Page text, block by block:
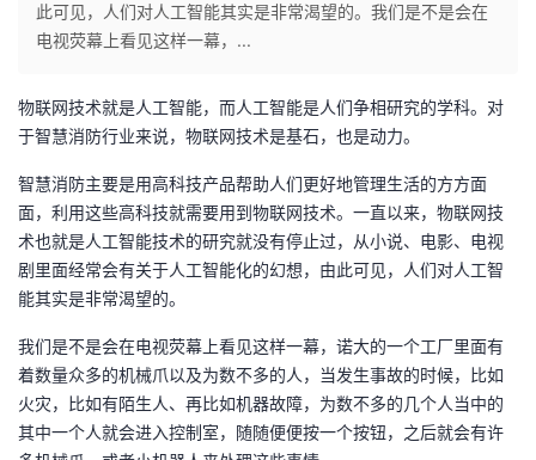
主
页
的
开
者
我
博
的
我
此可见，人们对人工智能其实是非常渴望的。我们是不是会在
电视荧幕上看见这样一幕，...
物联网技术就是人工智能，而人工智能是人们争相研究的学科。对
于智慧消防行业来说，物联网技术是基石，也是动力。
智慧消防主要是用高科技产品帮助人们更好地管理生活的方方面
面，利用这些高科技就需要用到物联网技术。一直以来，物联网技
术也就是人工智能技术的研究就没有停止过，从小说、电影、电视
剧里面经常会有关于人工智能化的幻想，由此可见，人们对人工智
能其实是非常渴望的。
我们是不是会在电视荧幕上看见这样一幕，诺大的一个工厂里面有
着数量众多的机械爪以及为数不多的人，当发生事故的时候，比如
火灾，比如有陌生人、再比如机器故障，为数不多的几个人当中的
其中一个人就会进入控制室，随随便便按一个按钮，之后就会有许